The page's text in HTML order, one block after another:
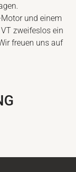
und einem
zweifeslos ein
freuen uns auf